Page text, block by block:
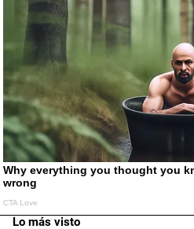
Lo más visto